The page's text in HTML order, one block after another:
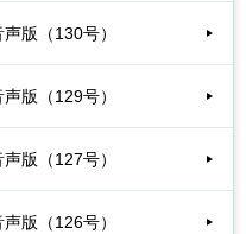
版（130号）
版（129号）
版（127号）
版（126号）